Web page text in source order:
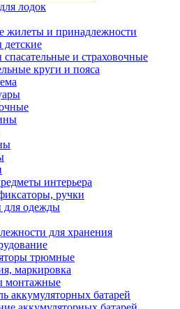
лодок
жилеты и принадлежности
и страховочные
круги и пояса
интерьера
ручки
одежды
для хранения
трюмные
маркировка
монтажные
аккумуляторных батарей